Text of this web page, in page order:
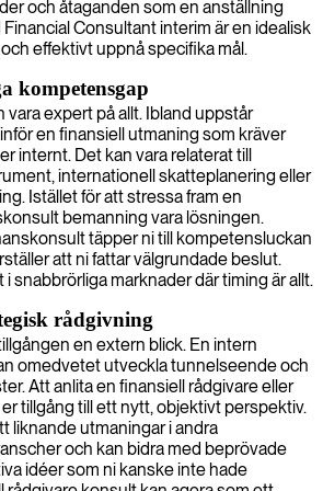
och åtaganden som en anställning
Consultant interim är en idealisk
effektivt uppnå specifika mål.
kompetensgap
expert på allt. Ibland uppstår
en finansiell utmaning som kräver
internt. Det kan vara relaterat till
internationell skatteplanering eller
Istället för att stressa fram en
bemanning vara lösningen.
täpper ni till kompetensluckan
att ni fattar välgrundade beslut.
snabbrörliga marknader där timing är allt.
rådgivning
en extern blick. En intern
omedvetet utveckla tunnelseende och
Att anlita en finansiell rådgivare eller
tillgång till ett nytt, objektivt perspektiv.
liknande utmaningar i andra
och kan bidra med beprövade
idéer som ni kanske inte hade